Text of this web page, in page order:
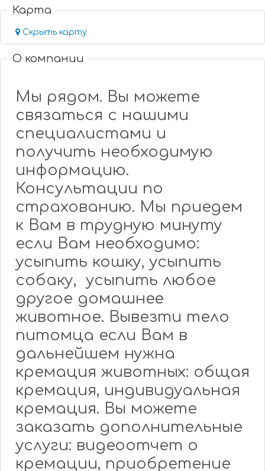
Карта
Скрыть карту
О компании
Мы рядом. Вы можете
связаться с нашими
специалистами и
получить необходимую
информацию.
Консультации по
страхованию. Мы приедем
к Вам в трудную минуту
если Вам необходимо:
усыпить кошку, усыпить
собаку, усыпить любое
другое домашнее
животное. Вывезти тело
питомца если Вам в
дальнейшем нужна
кремация животных: общая
кремация, индивидуальная
кремация. Вы можете
заказать дополнительные
услуги: видеоотчет о
кремации, приобретение